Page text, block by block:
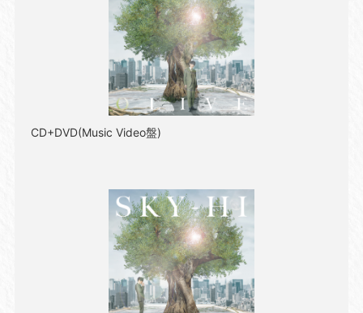
CD+DVD(Music Video盤)